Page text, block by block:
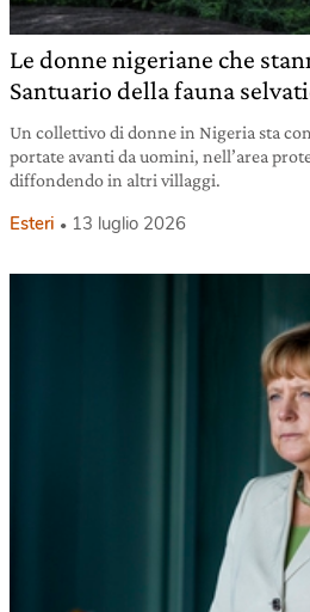
Le donne nigeriane che
Santuario della fauna
Un collettivo di donne in Nigeria sta
portate avanti da uomini, nell’area
diffondendo in altri villaggi.
Esteri 13 luglio 2026